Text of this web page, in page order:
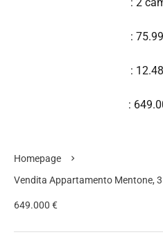
:
:
:
Homepage
Vendita Appartamento Mentone, 3
649.000 €